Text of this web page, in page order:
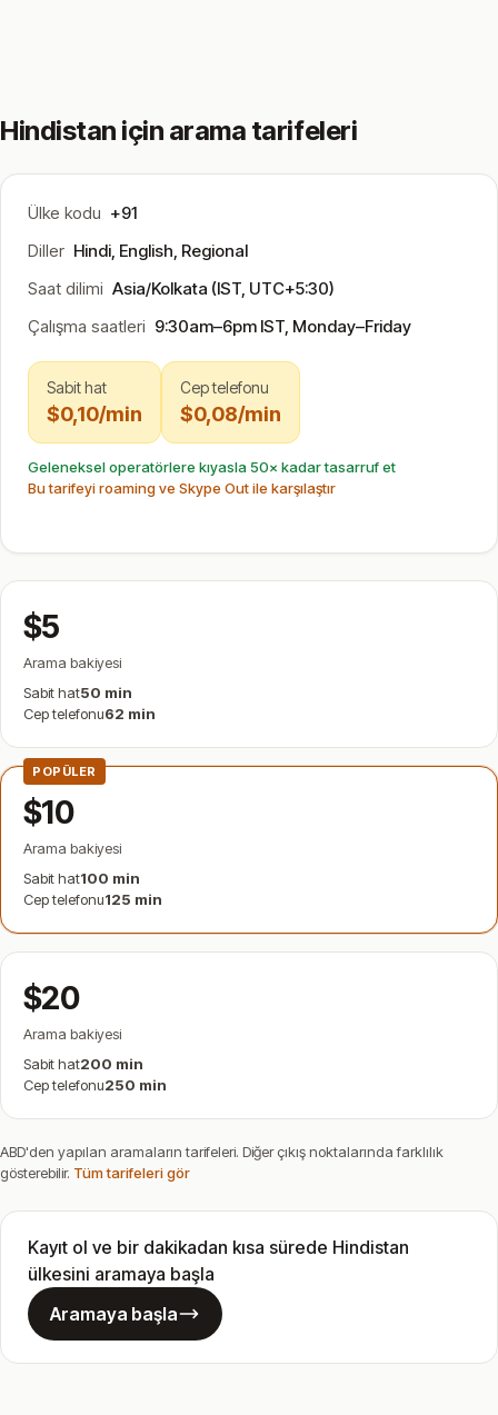
Hindistan için arama tarifeleri
Ülke kodu +91
Diller Hindi, English, Regional
Saat dilimi Asia/Kolkata (IST, UTC+5:30)
Çalışma saatleri 9:30am–6pm IST, Monday–Friday
Sabit hat
$0,10/min
Cep telefonu
$0,08/min
Geleneksel operatörlere kıyasla 50× kadar tasarruf et
Bu tarifeyi roaming ve Skype Out ile karşılaştır
$5
Arama bakiyesi
Sabit hat50 min
Cep telefonu62 min
POPÜLER
$10
Arama bakiyesi
Sabit hat100 min
Cep telefonu125 min
$20
Arama bakiyesi
Sabit hat200 min
Cep telefonu250 min
ABD'den yapılan aramaların tarifeleri. Diğer çıkış noktalarında farklılık
gösterebilir. Tüm tarifeleri gör
Kayıt ol ve bir dakikadan kısa sürede Hindistan
ülkesini aramaya başla
Aramaya başla